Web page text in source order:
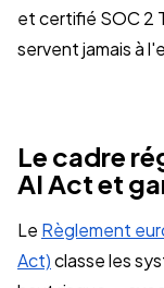
et certifié SOC 2
servent jamais à
Le cadre
AI Act et
Le Règlement
Act)classe les